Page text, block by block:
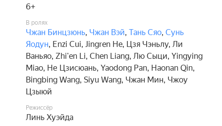
6+
В ролях
Чжан Бинцзюнь, Чжан Вэй, Тань Сяо, Сунь
Яодун, Enzi Cui, Jingren He, Цзя Чэньлу, Ли
Ваньяо, Zhi'en Li, Chen Liang, Лю Сыци, Yingying
Miao, Не Цзисюань, Yaodong Pan, Haonan Qin,
Bingbing Wang, Siyu Wang, Чжан Мин, Чжоу
Цзыюй
Режиссёр
Линь Хуэйда